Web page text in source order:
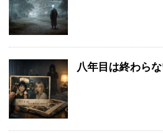
八年目は終わら